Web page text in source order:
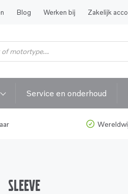
Blog Werken bij Zakelijk
Service en onderhoud
SLEEVE